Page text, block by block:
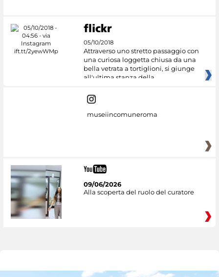
05/10/2018
Attraverso uno stretto passaggio con
una curiosa loggetta chiusa da una
bella vetrata a tortiglioni, si giunge
all'ultima stanza della
museiincomuneroma
09/06/2026
Alla scoperta del ruolo del curatore